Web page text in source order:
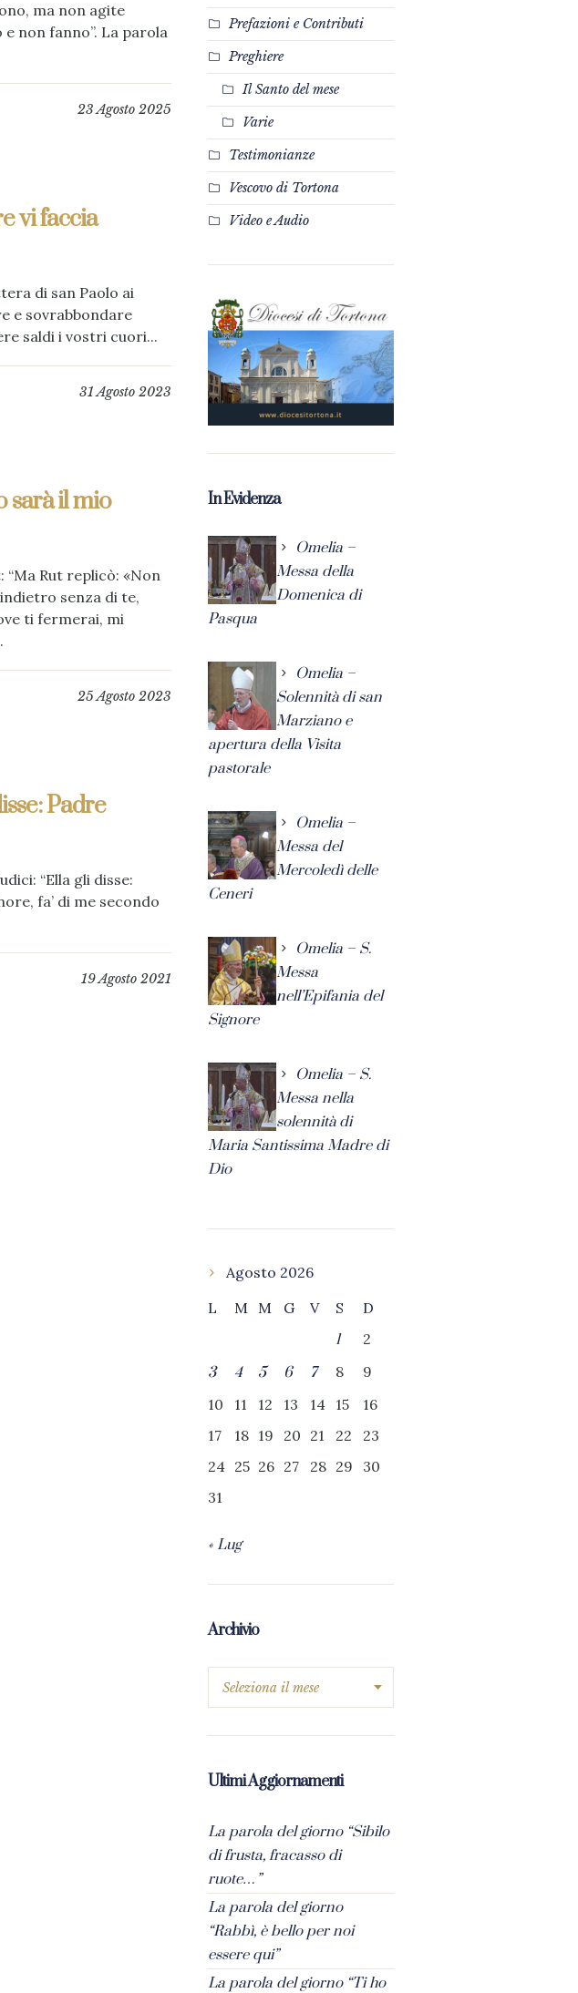
ma non agite
non fanno”. La parola
23 Agosto 2025
vi faccia
di san Paolo ai
e sovrabbondare
saldi i vostri cuori...
31 Agosto 2023
sarà il mio
Rut replicò: «Non
senza di te,
ti fermerai, mi
25 Agosto 2023
Padre
“Ella gli disse:
fa’ di me secondo
19 Agosto 2021
Prefazioni e Contributi
Preghiere
Il Santo del mese
Varie
Testimonianze
Vescovo di Tortona
Video e Audio
In Evidenza
Omelia –
Messa della
Domenica di
Pasqua
Omelia –
Solennità di san
Marziano e
apertura della Visita
pastorale
Omelia –
Messa del
Mercoledì delle
Ceneri
Omelia – S.
Messa
nell’Epifania del
Signore
Omelia – S.
Messa nella
solennità di
Maria Santissima Madre di
Dio
Agosto 2026
L
M M G V S
D
1
2
3
4 5 6 7 8
9
10
11 12 13 14 15
16
17
18 19 20 21 22
23
24 25 26 27 28 29
30
31
« Lug
Archivio
Ultimi Aggiornamenti
La parola del giorno “Sibilo
di frusta, fracasso di
ruote…”
La parola del giorno
“Rabbì, è bello per noi
essere qui”
La parola del giorno “Ti ho